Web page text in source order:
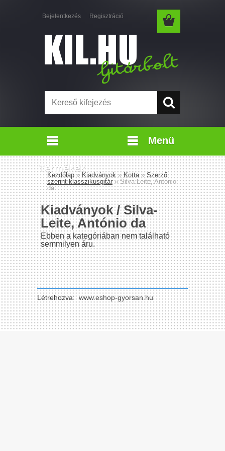
Bejelentkezés Regisztráció
Termékek
Menü
Kezdőlap » Kiadványok » Kotta » Szerző
szerint-klasszikusgitár » Silva-Leite, António
da
Kiadványok / Silva-
Leite, António da
Ebben a kategóriában nem található
semmilyen áru.
Létrehozva: www.eshop-gyorsan.hu